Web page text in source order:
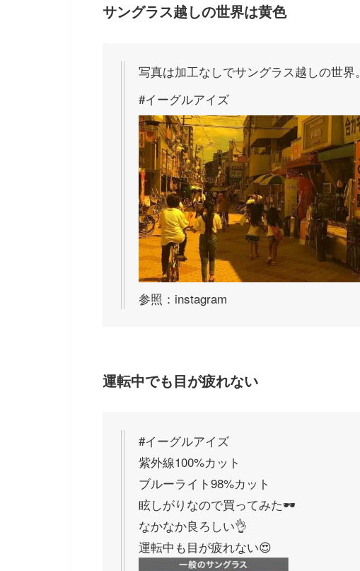
サングラス越しの世界は黄色
写真は加工なしでサングラス越しの世界。
#イーグルアイズ
参照：instagram
運転中でも目が疲れない
#イーグルアイズ
紫外線100%カット
ブルーライト98%カット
眩しがりなので買ってみた🕶
なかなか良ろしい👌
運転中も目が疲れない😍